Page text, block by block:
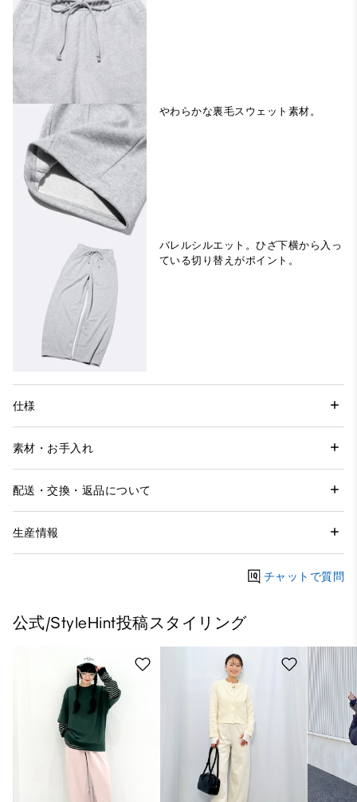
やわらかな裏毛スウェット素材。
バレルシルエット。ひざ下横から入っ
ている切り替えがポイント。
仕様
素材・お手入れ
配送・交換・返品について
生産情報
チャットで質問
公式/StyleHint投稿スタイリング